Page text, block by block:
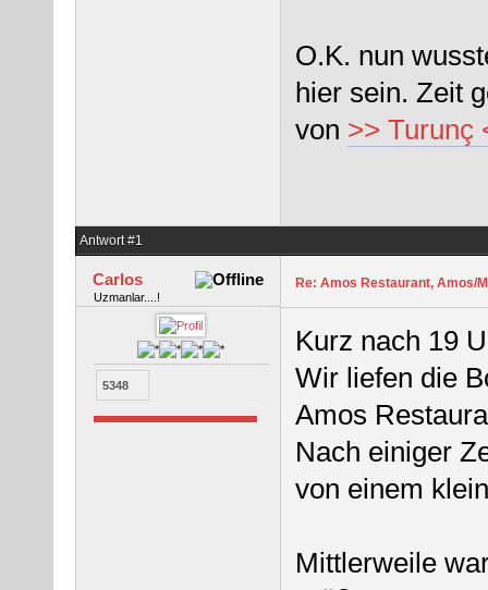
O.K. nun
hier sein. Zeit
von >> Turunç
Antwort #1
Carlos
Uzmanlar....!
5348
Re: Amos Restaurant, Amos/
Kurz nach 19
Wir liefen die
Amos
Nach einiger
von einem
Mittlerweile